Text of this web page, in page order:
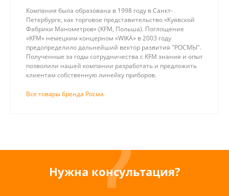
Компания была образована в 1998 году в Санкт-
Петербурге, как торговое представительство «Куявской
Фабрики Манометров» (KFM, Польша). Поглощение
«KFM» немецким концерном «WIKA» в 2003 году
предопределило дальнейший вектор развития "РОСМЫ".
Полученные за годы сотрудничества с KFM знания и опыт
позволили нашей компании разработать и предложить
клиентам собственную линейку приборов.
Все товары бренда Росма
Нужна консультация?